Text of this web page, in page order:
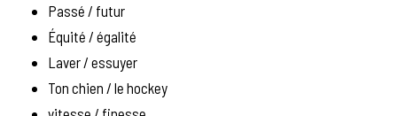
Passé / futur
Équité / égalité
Laver / essuyer
Ton chien / le hockey